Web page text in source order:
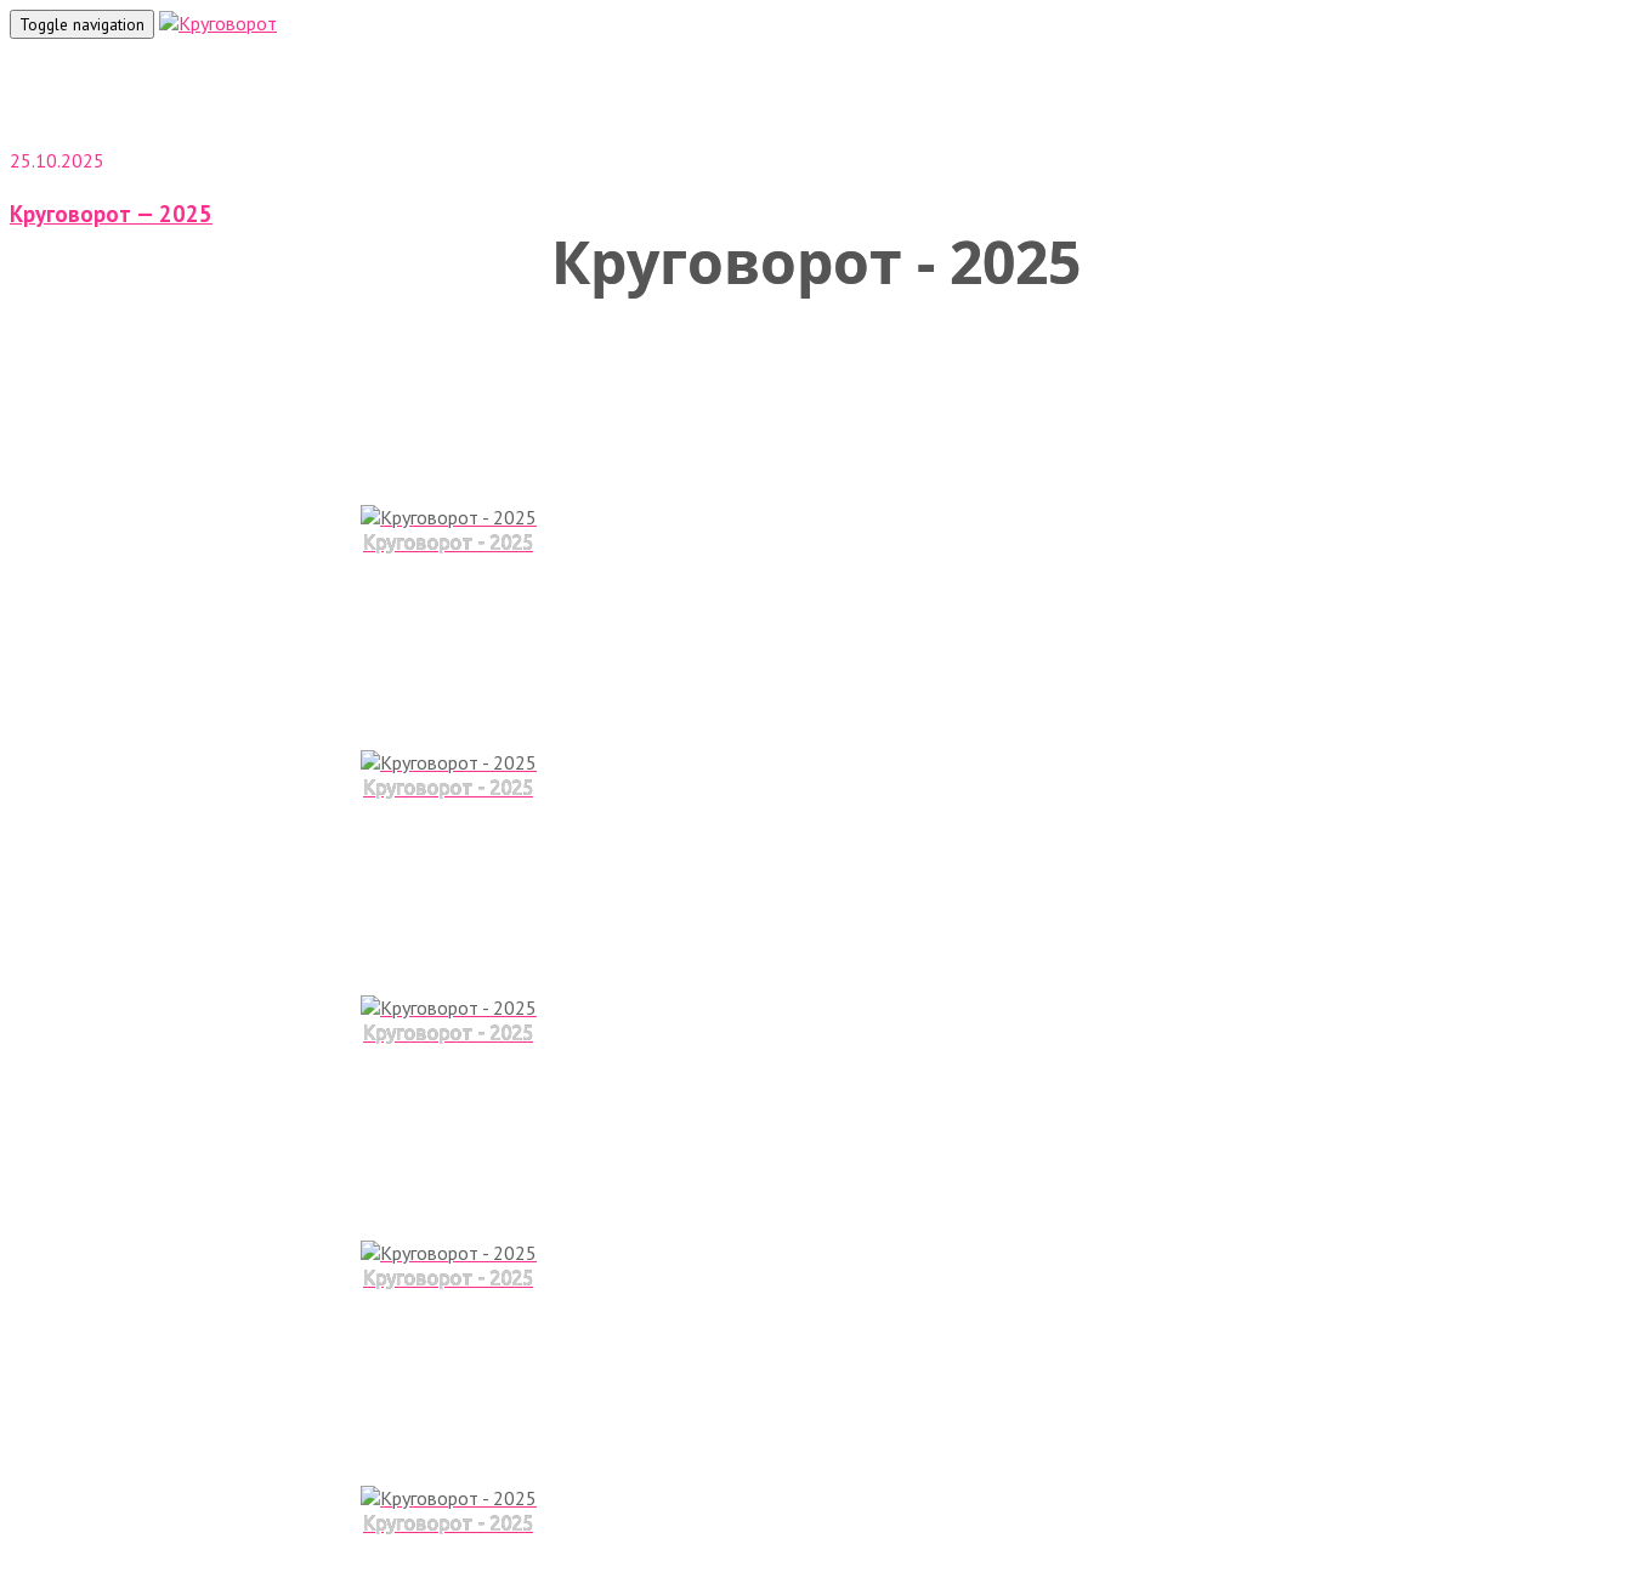
Toggle navigation
25.10.2025
Круговорот — 2025
Круговорот - 2025
Круговорот - 2025
Круговорот - 2025
Круговорот - 2025
Круговорот - 2025
Круговорот - 2025